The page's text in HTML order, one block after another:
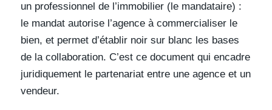
un professionnel de l’immobilier (le mandataire) :
le mandat autorise l’agence à commercialiser le
bien, et permet d’établir noir sur blanc les bases
de la collaboration. C’est ce document qui encadre
juridiquement le partenariat entre une agence et un
vendeur.